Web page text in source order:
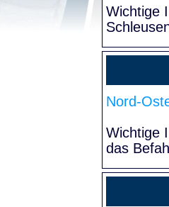
Wichtige
Nord-
Wichtige
das